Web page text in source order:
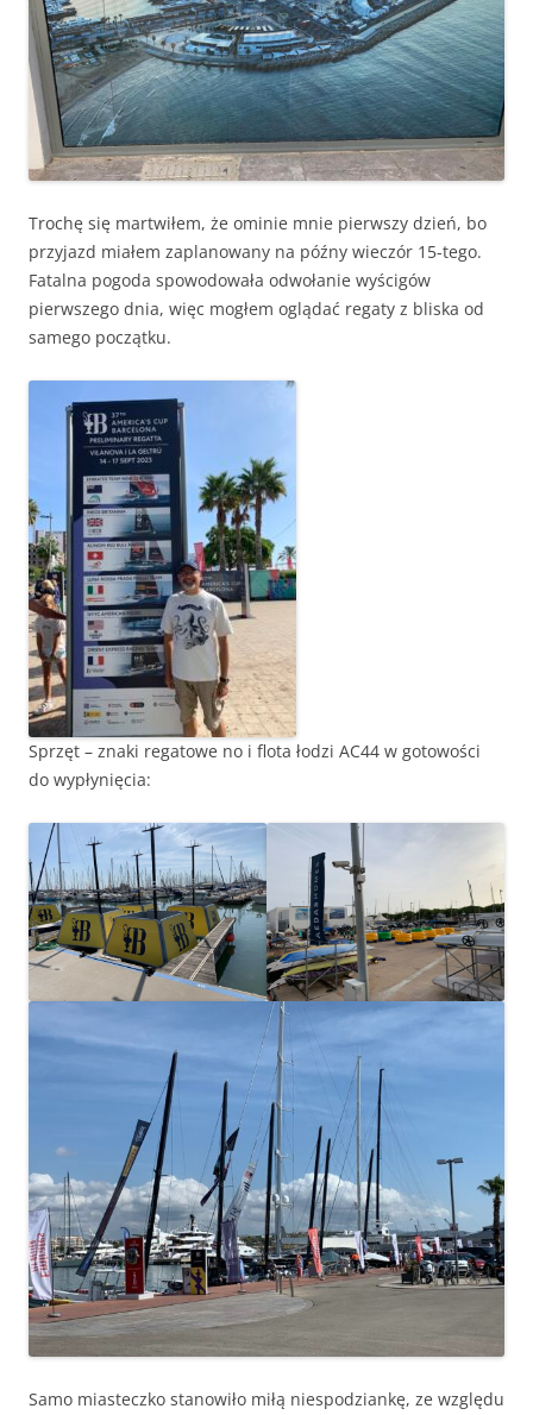
Trochę się martwiłem, że ominie mnie pierwszy dzień, bo
przyjazd miałem zaplanowany na późny wieczór 15-tego.
Fatalna pogoda spowodowała odwołanie wyścigów
pierwszego dnia, więc mogłem oglądać regaty z bliska od
samego początku.
Sprzęt – znaki regatowe no i flota łodzi AC44 w gotowości
do wypłynięcia:
Samo miasteczko stanowiło miłą niespodziankę, ze względu